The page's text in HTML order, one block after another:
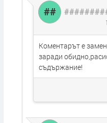
##
Коментарът е
заради
съдържание!